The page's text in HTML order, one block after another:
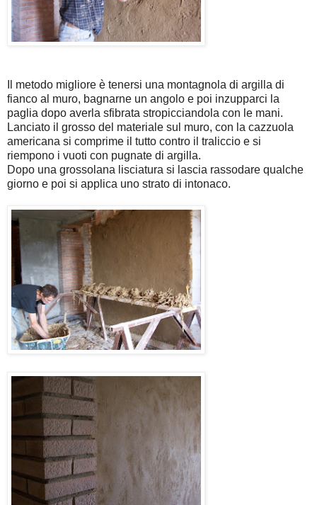
Il metodo migliore è tenersi una montagnola di argilla di
fianco al muro, bagnarne un angolo e poi inzupparci la
paglia dopo averla sfibrata stropicciandola con le mani.
Lanciato il grosso del materiale sul muro, con la cazzuola
americana si comprime il tutto contro il traliccio e si
riempono i vuoti con pugnate di argilla.
Dopo una grossolana lisciatura si lascia rassodare qualche
giorno e poi si applica uno strato di intonaco.